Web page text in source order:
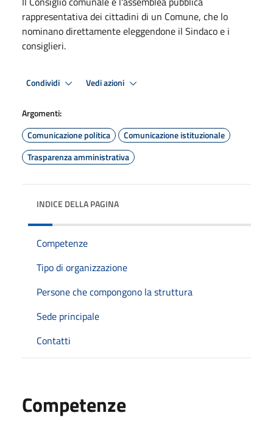
rappresentativa dei cittadini di un Comune, che lo
nominano direttamente eleggendone il Sindaco e i
consiglieri.
Condividi Vedi azioni
Argomenti:
Comunicazione politica
Comunicazione istituzionale
Trasparenza amministrativa
INDICE DELLA PAGINA
Competenze
Tipo di organizzazione
Persone che compongono la struttura
Sede principale
Contatti
Competenze